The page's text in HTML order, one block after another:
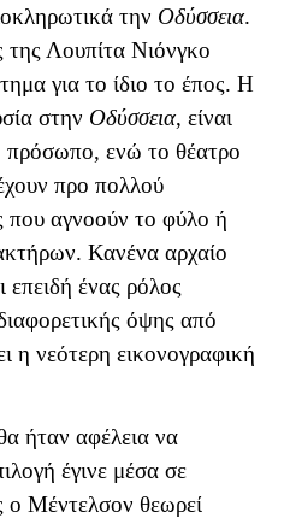
την Οδύσσεια.
Λουπίτα Νιόνγκο
για το ίδιο το έπος. Η
στην Οδύσσεια, είναι
πρόσωπο, ενώ το θέατρο
προ πολλού
που αγνοούν το φύλο ή
Κανένα αρχαίο
επειδή ένας ρόλος
όψης από
η νεότερη εικονογραφική
ήταν αφέλεια να
έγινε μέσα σε
ο Μέντελσον θεωρεί